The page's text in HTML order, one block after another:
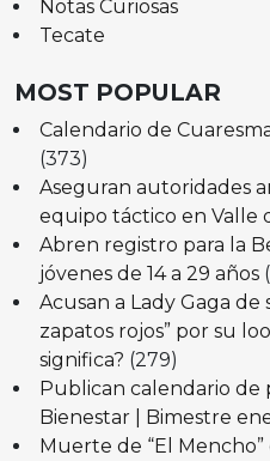
Notas Curiosas
Tecate
MOST POPULAR
Calendario de
(373)
Aseguran autoridades
equipo táctico en Valle
Abren registro para la
jóvenes de 14 a 29 años
Acusan a Lady Gaga
zapatos rojos” por su
significa? (279)
Publican calendario de
Bienestar | Bimestre
Muerte de “El